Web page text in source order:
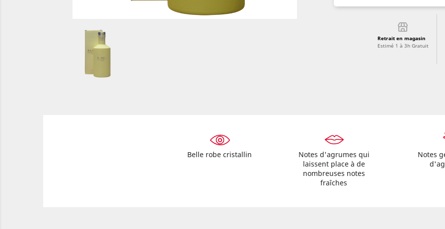
Retrait en magasin
Estimé 1 à 3h Gratuit
Belle robe cristallin
Notes d'agrumes qui
laissent place à de
nombreuses notes
fraîches
Notes